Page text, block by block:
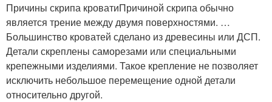
Причины скрипа кроватиПричиной скрипа обычно
является трение между двумя поверхностями. …
Большинство кроватей сделано из древесины или ДСП.
Детали скреплены саморезами или специальными
крепежными изделиями. Такое крепление не позволяет
исключить небольшое перемещение одной детали
относительно другой.